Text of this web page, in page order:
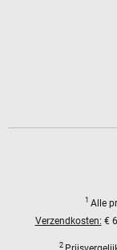
1 Alle
Verzendkosten: €
2